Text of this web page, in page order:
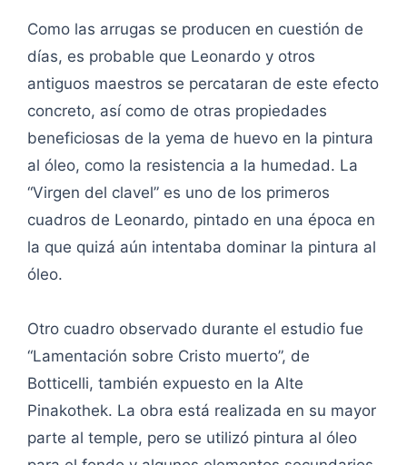
Como las arrugas se producen en cuestión de
días, es probable que Leonardo y otros
antiguos maestros se percataran de este efecto
concreto, así como de otras propiedades
beneficiosas de la yema de huevo en la pintura
al óleo, como la resistencia a la humedad. La
“Virgen del clavel” es uno de los primeros
cuadros de Leonardo, pintado en una época en
la que quizá aún intentaba dominar la pintura al
óleo.
Otro cuadro observado durante el estudio fue
“Lamentación sobre Cristo muerto”, de
Botticelli, también expuesto en la Alte
Pinakothek. La obra está realizada en su mayor
parte al temple, pero se utilizó pintura al óleo